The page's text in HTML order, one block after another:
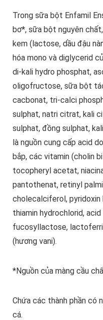
Trong sữa bột Enfamil
bơ*, sữa bột nguyên
kem (lactose, dầu đậu
hóa mono và diglycerid
di-kali hydro phosphat,
oligofructose, sữa bột
cacbonat, tri-calci
sulphat, natri citrat, kali
sulphat, đồng sulphat,
là nguồn cung cấp acid
bắp, các vitamin (cholin
tocopheryl acetat,
pantothenat, retinyl
cholecalciferol, pyridoxin
thiamin hydrochlorid,
fucosyllactose,
(hương vani).
*Nguồn của màng cầu
Chứa các thành phần có
cá.